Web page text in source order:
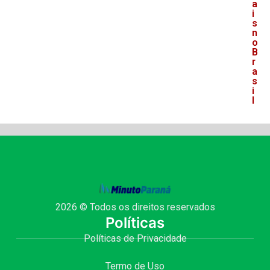
a
i
s
n
o
B
r
a
s
i
2026 © Todos os direitos reservados
Políticas
Políticas de Privacidade
Termo de Uso